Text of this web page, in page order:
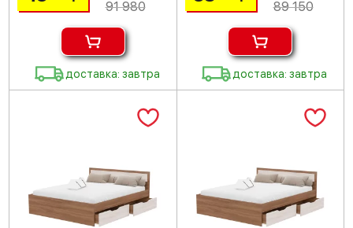
91 980
доставка: завтра
89 150
доставка: завтра